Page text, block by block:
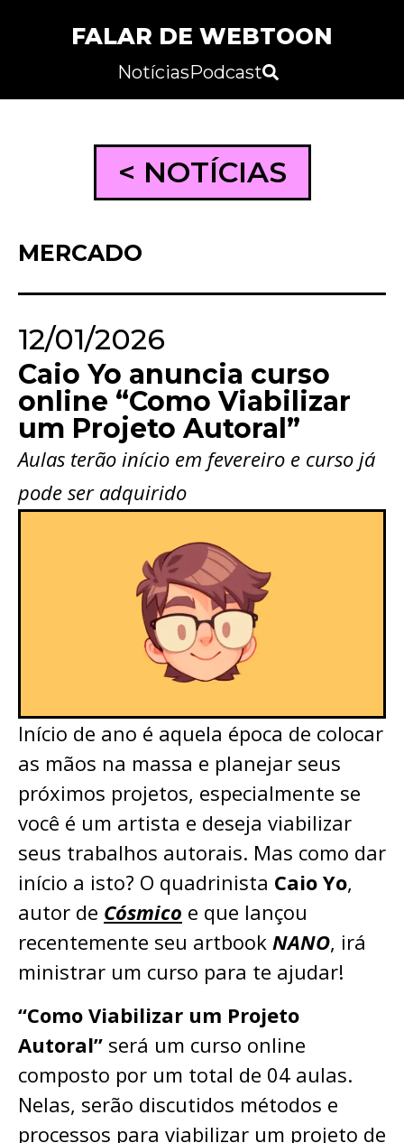
FALAR DE WEBTOON
NotíciasPodcast
< NOTÍCIAS
MERCADO
12/01/2026
Caio Yo anuncia curso
online “Como Viabilizar
um Projeto Autoral”
Aulas terão início em fevereiro e curso já
pode ser adquirido
Início de ano é aquela época de colocar
as mãos na massa e planejar seus
próximos projetos, especialmente se
você é um artista e deseja viabilizar
seus trabalhos autorais. Mas como dar
início a isto? O quadrinista Caio Yo,
autor de Cósmico e que lançou
recentemente seu artbook NANO, irá
ministrar um curso para te ajudar!
“Como Viabilizar um Projeto
Autoral” será um curso online
composto por um total de 04 aulas.
Nelas, serão discutidos métodos e
processos para viabilizar um projeto de